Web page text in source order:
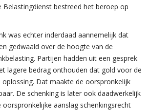
Belastingdienst bestreed het beroep op
was echter inderdaad aannemelijk dat
gedwaald over de hoogte van de
Partijen hadden uit een gesprek
lagere bedrag onthouden dat gold voor de
oplossing. Dat maakte de oorspronkelijk
De schenking is later ook daadwerkelijk
aanslag schenkingsrecht